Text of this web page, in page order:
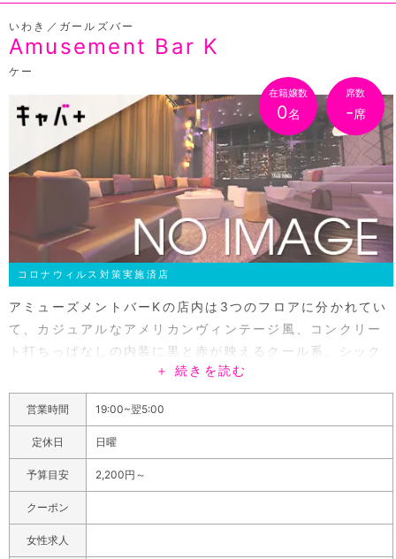
プされた庭を眺めながらゆったりとしたひとときを過ごせ
ることでしょう。天気が良い日にはテラス席も開放してお
り、夜空や庭園を眺めながらの一杯は格別です。お一人で
のしっとり飲みから、知人友人との飲みはもちろん。お仕
事の商談や接待に使っても自信を持っておススメできる優
良店です。料金はハウスボトルの焼酎・ウイスキー飲み放
題のコースが60分4000円、ボトルをいれて楽しむコース
ならカウンター席が2500円、ボックス席が3000円で時間
無制限でお楽しみいただけます。焼酎・日本酒・ウイスキ
ー・ワイン・シャンパン等、いつものお気に入りのボトル
から、特別な時に開けたいとっておきのボトル、なかなか
見かけないレアなボトルまで豊富な銘柄を取り揃えていま
す。
いわき／ガールズバー
Amusement Bar K
ケー
在籍嬢数
0名
席数
-席
コロナウィルス対策実施済店
アミューズメントバーKの店内は3つのフロアに分かれてい
て、カジュアルなアメリカンヴィンテージ風、コンクリー
ト打ちっぱなしの内装に黒と赤が映えるクール系、シック
で落ち着きのあるモダンなタイプあります。どのフロアも
違った味のあるオシャレな内装で雰囲気は抜群！可愛くて
元気いっぱいの女の子がいわきの夜を盛り上げます！カラ
オケやダーツといったアミューズメント設備が整っている
から、カラオケを一緒に歌ってデュエットしたりダーツ勝
負したり、ワイワイ楽しい時間が過ごせるガールズバーで
す！100種類を超えるという豊富な酒類を取り揃えてい
て、多種多様な好みに合わせたお酒を提供します！整理さ
れたカウンター内にはショットグラスがズラリ。テキーラ
＋ 続きを読む
営業時間 19:00~翌5:00
定休日 日曜
予算目安 2,200円～
クーポン
女性求人